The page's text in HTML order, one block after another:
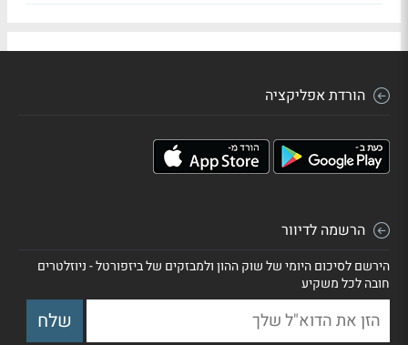
הורדת אפליקציה
הרשמה לדיוור
הירשם לסיכום היומי של שוק ההון ולמבזקים של ביזפורטל - ניוזלטרים
חובה לכל משקיע